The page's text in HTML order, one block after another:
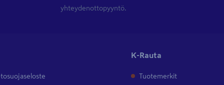
yhteydenottopyyntö.
K-Rauta
Tuotemerkit